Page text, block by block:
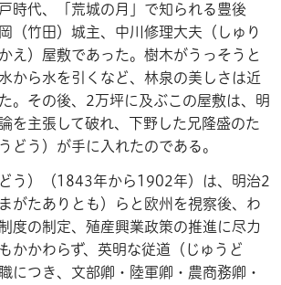
時代、「荒城の月」で知られる豊後
（竹田）城主、中川修理大夫（しゅり
え）屋敷であった。樹木がうっそうと
から水を引くなど、林泉の美しさは近
。その後、2万坪に及ぶこの屋敷は、明
を主張して破れ、下野した兄隆盛のた
どう）が手に入れたのである。
う）（1843年から1902年）は、明治2
がたありとも）らと欧州を視察後、わ
度の制定、殖産興業政策の推進に尽力
かかわらず、英明な従道（じゅうど
につき、文部卿・陸軍卿・農商務卿・